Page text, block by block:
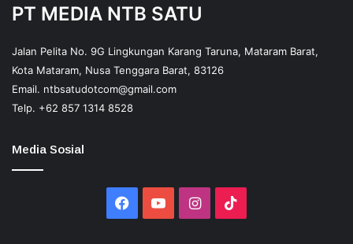
PT MEDIA NTB SATU
Jalan Pelita No. 9G Lingkungan Karang Taruna, Mataram Barat,
Kota Mataram, Nusa Tenggara Barat, 83126
Email. ntbsatudotcom@gmail.com
Telp. +62 857 1314 8528
Media Sosial
Facebook
YouTubeInstagram